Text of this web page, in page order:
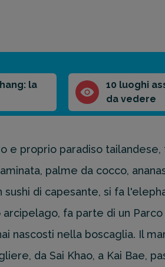
la
10 luoghi
da vedere
e proprio paradiso
palme da cocco,
sushi di capesante, si fa
fa parte di un
nascosti nella boscaglia. Il
da Sai Khao, a Kai Bae,